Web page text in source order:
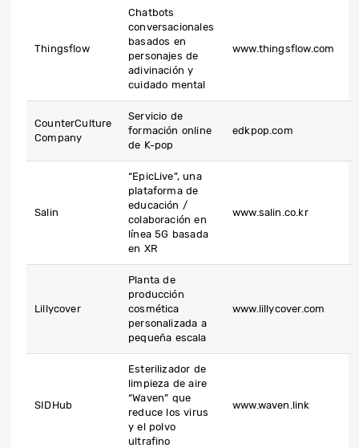
Thingsflow
Chatbots
conversacionales
basados ​​en
personajes de
adivinación y
cuidado mental
www.thingsflow.com
CounterCulture
Company
Servicio de
formación online
de K-pop
edkpop.com
Salin
“EpicLive”, una
plataforma de
educación /
colaboración en
línea 5G basada
en XR
www.salin.co.kr
Lillycover
Planta de
producción
cosmética
personalizada a
pequeña escala
www.lillycover.com
SIDHub
Esterilizador de
limpieza de aire
“Waven” que
reduce los virus
y el polvo
ultrafino
www.waven.link